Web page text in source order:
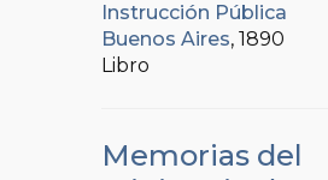
Instrucción Pública
Buenos Aires, 1890
Libro
Memorias del